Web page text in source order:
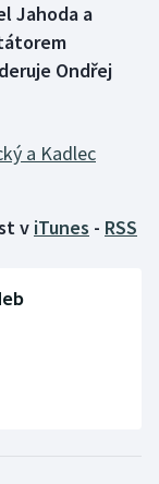
Jahoda a
Ondřej
a Kadlec
v iTunes - RSS